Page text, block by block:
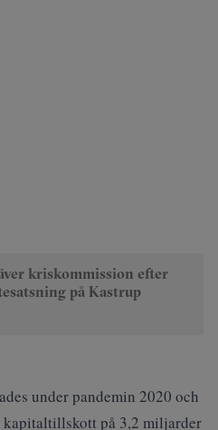
kriskommission efter
på Kastrup
under pandemin 2020 och
kapitaltillskott på 3,2 miljarder